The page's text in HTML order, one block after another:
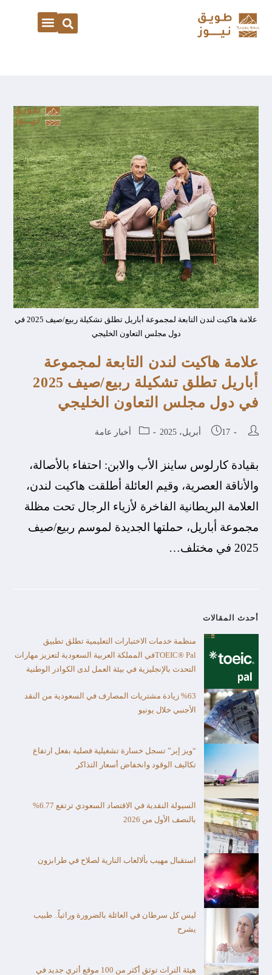
علامة هاكيت لندن التابعة لمجموعة أباريل تطلق تشكيلة ربيع/صيف 2025 في
دول مجلس التعاون الخليجي
علامة هاكيت لندن التابعة لمجموعة
أباريل تطلق تشكيلة ربيع/صيف 2025
في دول مجلس التعاون الخليجي
17 أبريل، 2025 أخبار عامة
بقيادة كارلوس ساينز الأب والابن: احتفاء بالأصالة،
والأناقة العصرية، وقيم العائلة أطلقت هاكيت لندن،
العلامة البريطانية الفاخرة لأزياء الرجال تحت مظلة
مجموعة أباريل، حملتها الجديدة لموسم ربيع/صيف
2025 في مختلف…
أحدث المقالات
منظمة خدمات الاختبارات التعليمية تطلق تطبيق
TOEIC® Palفي المملكة العربية السعودية لتعزيز مهارات
التحدث بالإنجليزية في بيئة العمل لدى الكوادر الوطنية
%63 زيادة مشتريات المصارف في السعودية من النقد
الأجنبي خلال يونيو
“ويز إير” تسجل خسارة تشغيلية فصلية بفعل ارتفاع
تكاليف الوقود وانخفاض أسعار التذاكر
السيولة النقدية في الاقتصاد السعودي ترتفع 6.77%
بالنصف الأول من 2026
استقبال مهيب بألالعاب النارية لصلاح في طرابزون
ليس كل سرطان في العائلة بالضرورة وراثياً.. طبيب
يشرح
هيئة التراث توثق أكثر من 100 موقع أثري جديد في